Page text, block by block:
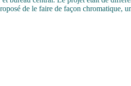
de le faire de façon chromatique,